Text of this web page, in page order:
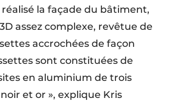
réalisé la façade du bâtiment,
assez complexe, revêtue de
accrochées de façon
sont constituées de
en aluminium de trois
et or », explique Kris